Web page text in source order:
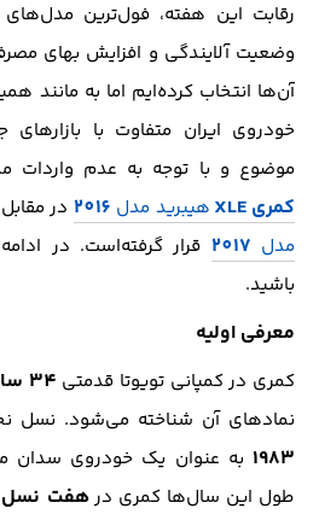
رقابت این هفته، فول‌ترین
وضعیت آلایندگی و افزایش بهای
آن‌ها انتخاب کرده‌ایم اما به مانند
خودروی ایران متفاوت با
موضوع و با توجه به عدم واردات
کمری هیبرید مدل 2016 در مقابل
مدل 2017 قرار گرفته‌است. در
باشید.
معرفی اولیه
کمری در کمپانی تویوتا قدمتی 34 ساله
نماد‌های آن شناخته می‌شود. نسل
1983 به عنوان یک خودروی سدان
طول این سال‌ها کمری درهفت نسل